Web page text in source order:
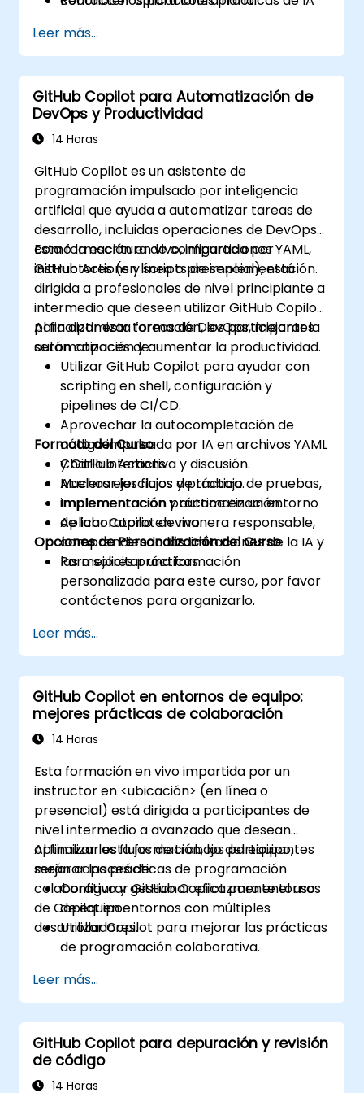
como el petróleo y gas.
Leer más...
GitHub Copilot para Automatización de
DevOps y Productividad
14 Horas
GitHub Copilot es un asistente de
programación impulsado por inteligencia
artificial que ayuda a automatizar tareas de
desarrollo, incluidas operaciones de DevOps
como la escritura de configuraciones YAML,
GitHub Actions y scripts de implementación.
Esta formación en vivo, impartida por
instructores (en línea o presencial), está
dirigida a profesionales de nivel principiante a
intermedio que deseen utilizar GitHub Copilot
para optimizar tareas de DevOps, mejorar la
automatización y aumentar la productividad.
Al finalizar esta formación, los participantes
serán capaces de:
Utilizar GitHub Copilot para ayudar con
scripting en shell, configuración y
pipelines de CI/CD.
Aprovechar la autocompletación de
código impulsada por IA en archivos YAML
y GitHub Actions.
Acelerar los flujos de trabajo de pruebas,
implementación y automatización.
Aplicar Copilot de manera responsable,
comprendiendo las limitaciones de la IA y
las mejores prácticas.
Formato del Curso
Charla interactiva y discusión.
Muchas ejercicios y práctica.
Implementación práctica en un entorno
de laboratorio en vivo.
Opciones de Personalización del Curso
Para solicitar una formación
personalizada para este curso, por favor
contáctenos para organizarlo.
Leer más...
GitHub Copilot en entornos de equipo:
mejores prácticas de colaboración
14 Horas
Esta formación en vivo impartida por un
instructor en <ubicación> (en línea o
presencial) está dirigida a participantes de
nivel intermedio a avanzado que desean
optimizar los flujos de trabajo del equipo,
mejorar las prácticas de programación
colaborativa y gestionar eficazmente el uso
de Copilot en entornos con múltiples
desarrolladores.
Al finalizar esta formación, los participantes
serán capaces de:
Configurar GitHub Copilot para entornos
de equipo.
Utilizar Copilot para mejorar las prácticas
de programación colaborativa.
mediante las funcionalidades de Copilot.
Gestionar la integración de Copilot en
proyectos con múltiples desarrolladores.
Mantener una calidad y estándares de
código consistentes entre los equipos.
Aprovechar las funcionalidades
Leer más...
GitHub Copilot para depuración y revisión
de código
14 Horas